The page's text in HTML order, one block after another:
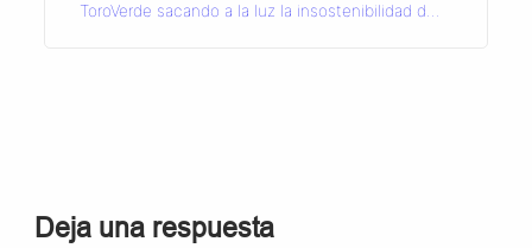
ToroVerde sacando a la luz la insostenibilidad del
Deja una respuesta